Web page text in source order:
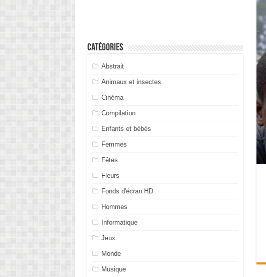
Catégories
Abstrait
Animaux et insectes
Cinéma
Compilation
Enfants et bébés
Femmes
Fêtes
Fleurs
Fonds d'écran HD
Hommes
Informatique
Jeux
Monde
Musique